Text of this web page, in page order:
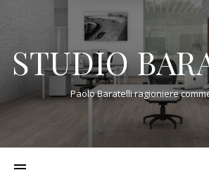
STUDIO
Paolo Baratelli ragioniere